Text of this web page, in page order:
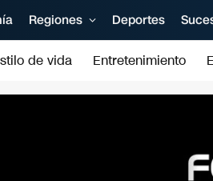
Regiones Deportes
de vida Entretenimiento